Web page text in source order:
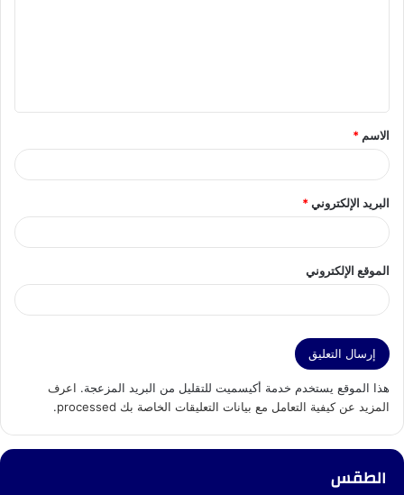
ق
*
الاسم *
البريد الإلكتروني*
الموقع الإلكتروني
هذا الموقع يستخدم خدمة أكيسميت للتقليل من البريد المزعجة. اعرف
المزيد عن كيفية التعامل مع بيانات التعليقات الخاصة بك processed
.
الطقس